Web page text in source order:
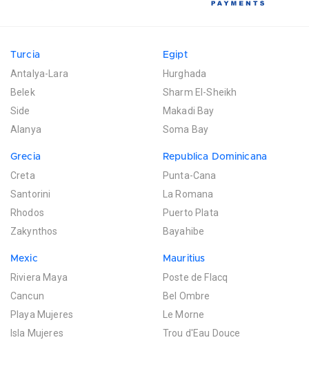
Turcia
Antalya-Lara
Belek
Side
Alanya
Egipt
Hurghada
Sharm El-Sheikh
Makadi Bay
Soma Bay
Grecia
Creta
Santorini
Rhodos
Zakynthos
Republica Dominicana
Punta-Cana
La Romana
Puerto Plata
Bayahibe
Mexic
Riviera Maya
Cancun
Playa Mujeres
Isla Mujeres
Mauritius
Poste de Flacq
Bel Ombre
Le Morne
Trou d'Eau Douce